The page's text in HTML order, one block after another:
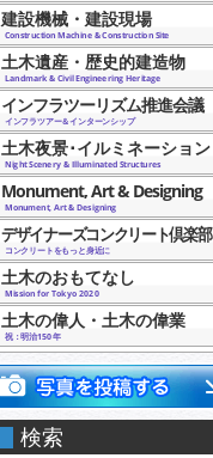
建設機械・建設現場
Construction Machine & Construction Site
土木遺産・歴史的建造物
Landmark & Civil Engineering Heritage
インフラツーリズム推進会議
インフラツアー＆インターンシップ
土木夜景･イルミネーション
Night Scenery & Illuminated Structures
Monument, Art & Designing
Monument, Art & Designing
デザイナーズコンクリート倶楽部
コンクリートをもっと身近に
土木のおもてなし
Mission for Tokyo 2020
土木の偉人・土木の偉業
祝：明治150年
検索